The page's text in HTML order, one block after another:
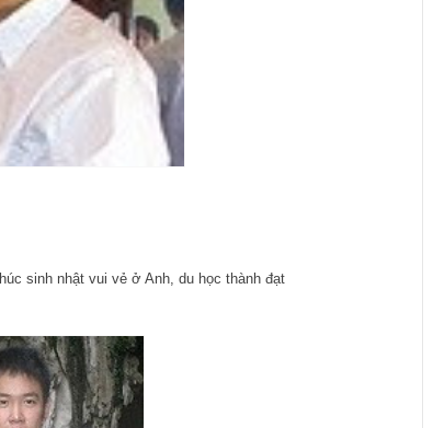
sinh nhật vui vẻ ở Anh, du học thành đạt